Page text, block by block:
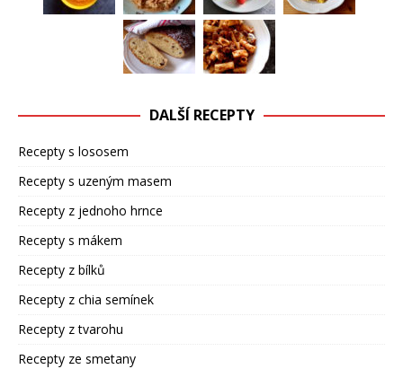
DALŠÍ RECEPTY
Recepty s lososem
Recepty s uzeným masem
Recepty z jednoho hrnce
Recepty s mákem
Recepty z bílků
Recepty z chia semínek
Recepty z tvarohu
Recepty ze smetany